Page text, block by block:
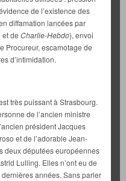
de l’existence des
diffamation lancées par
de Charlie-Hebdo), envoi
Procureur, escamotage de
d’intimidation.
très puissant à Strasbourg.
de l’ancien ministre
président Jacques
et de l’adorable Jean-
deux députées européennes
Lulling. Elles n’ont eu de
années. Sans parler